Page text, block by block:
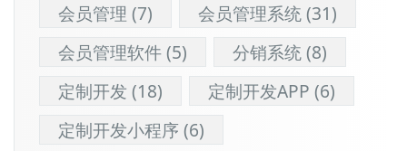
会员管理 (7) 会员管理系统(31)
会员管理软件(5) 分销系统(8)
定制开发 (18) 定制开发APP (6)
定制开发小程序(6)